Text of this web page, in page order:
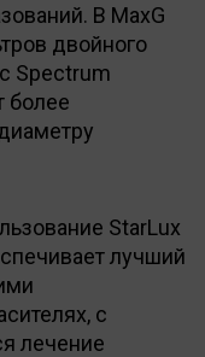
В MaxG
двойного
Spectrum
более
StarLux
лучший
с
лечение